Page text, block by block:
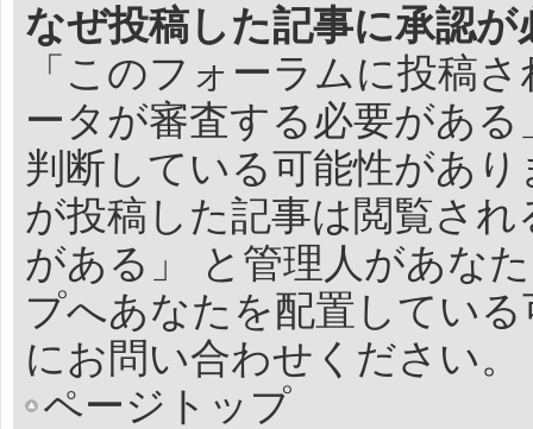
なぜ投稿した記事に承認が
「このフォーラムに投稿
ータが審査する必要があ
判断している可能性があ
が投稿した記事は閲覧さ
がある」 と管理人があな
プへあなたを配置してい
にお問い合わせください。
ページトップ